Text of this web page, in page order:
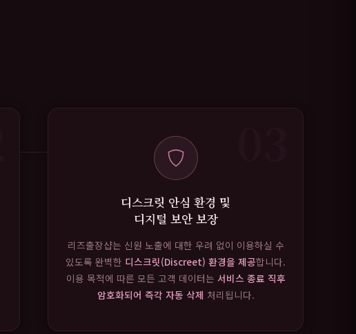
디스크릿 안심 환경 및
디지털 보안 보장
리즈출장샵는 신원 노출에 대한 우려 없이 이용하실 수
있도록 완벽한 디스크릿(Discreet) 환경을 제공합니다.
이용 목적에 따른 모든 고객 데이터는 서비스 종료 직후
암호화되어 즉각 자동 삭제 처리됩니다.